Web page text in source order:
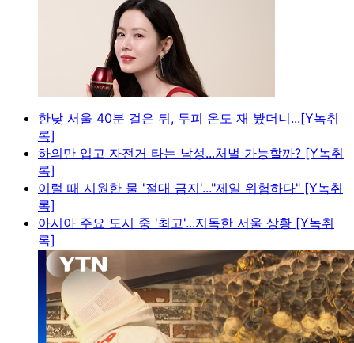
한낮 서울 40분 걸은 뒤, 두피 온도 재 봤더니...[Y녹취
록]
하의만 입고 자전거 타는 남성...처벌 가능할까? [Y녹취
록]
이럴 때 시원한 물 '절대 금지'..."제일 위험하다" [Y녹취
록]
아시아 주요 도시 중 '최고'...지독한 서울 상황 [Y녹취
록]